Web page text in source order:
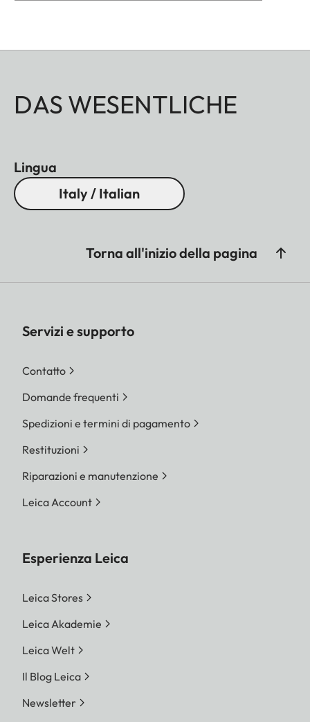
DAS WESENTLICHE
Lingua
Italy / Italian
Torna all'inizio della pagina
Servizi e supporto
Contatto
Domande frequenti
Spedizioni e termini di pagamento
Restituzioni
Riparazioni e manutenzione
Leica Account
Esperienza Leica
Leica Stores
Leica Akademie
Leica Welt
Il Blog Leica
Newsletter